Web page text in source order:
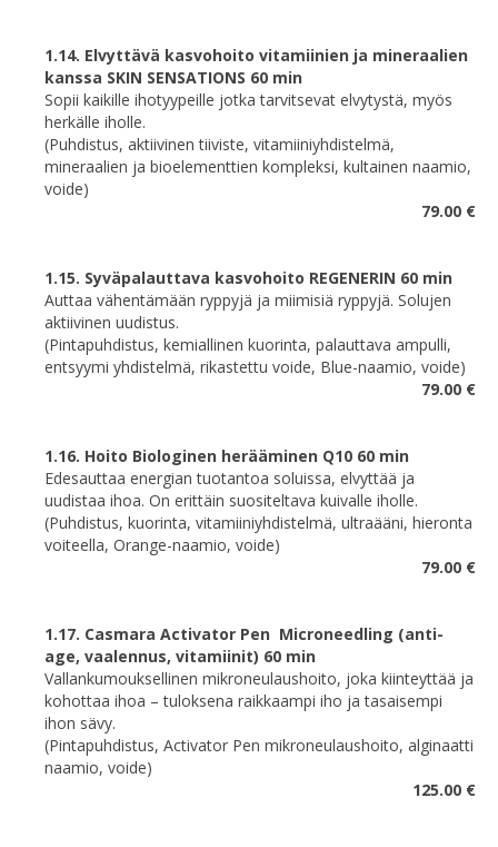
1.14. Elvyttävä kasvohoito vitamiinien ja mineraalien
kanssa SKIN SENSATIONS 60 min
Sopii kaikille ihotyypeille jotka tarvitsevat elvytystä, myös
herkälle iholle.
(Puhdistus, aktiivinen tiiviste, vitamiiniyhdistelmä,
mineraalien ja bioelementtien kompleksi, kultainen naamio,
voide)
79.00 €
1.15. Syväpalauttava kasvohoito REGENERIN 60 min
Auttaa vähentämään ryppyjä ja miimisiä ryppyjä. Solujen
aktiivinen uudistus.
(Pintapuhdistus, kemiallinen kuorinta, palauttava ampulli,
entsyymi yhdistelmä, rikastettu voide, Blue-naamio, voide)
79.00 €
1.16. Hoito Biologinen herääminen Q10 60 min
Edesauttaa energian tuotantoa soluissa, elvyttää ja
uudistaa ihoa. On erittäin suositeltava kuivalle iholle.
(Puhdistus, kuorinta, vitamiiniyhdistelmä, ultraääni, hieronta
voiteella, Orange-naamio, voide)
79.00 €
1.17. Casmara Activator Pen Microneedling (anti-
age, vaalennus, vitamiinit) 60 min
Vallankumouksellinen mikroneulaushoito, joka kiinteyttää ja
kohottaa ihoa – tuloksena raikkaampi iho ja tasaisempi
ihon sävy.
(Pintapuhdistus, Activator Pen mikroneulaushoito, alginaatti
naamio, voide)
125.00 €